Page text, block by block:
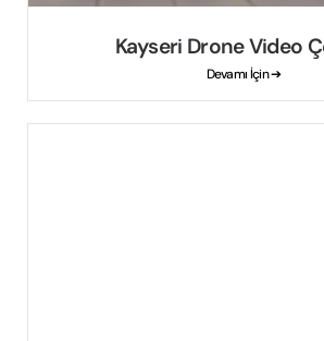
Kayseri Drone Video
Devamı İçin ➔